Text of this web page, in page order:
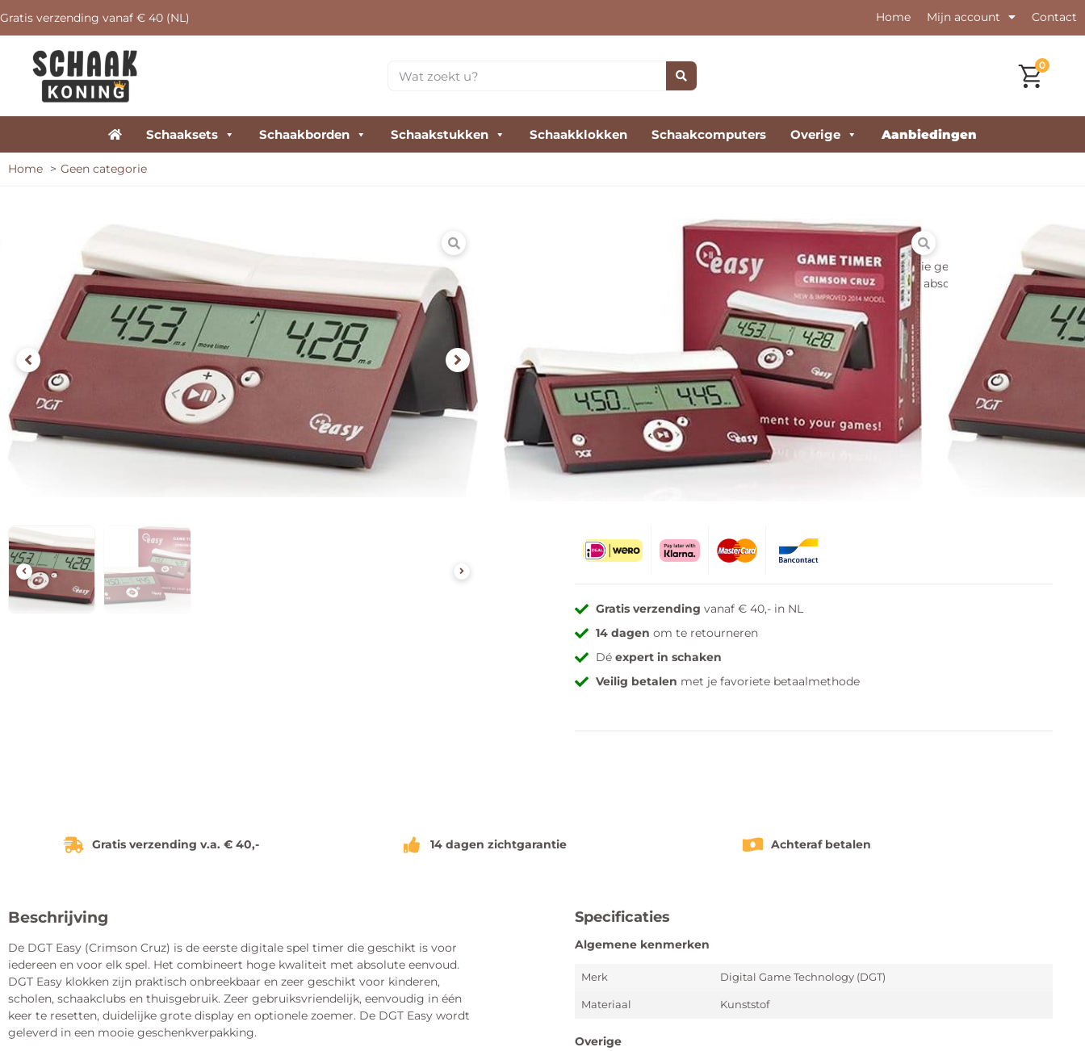
Gratis verzending vanaf € 40 (NL) Home Mijn account Contact
0
Schaaksets Schaakborden Schaakstukken Schaakklokken Schaakcomputers Overige Aanbiedingen
Home Geen categorie
DGT Easy Crimson Cruz schaakklok
De DGT Easy (Crimson Cruz) is de eerste digitale spel timer die geschikt is voor
iedereen en voor elk spel. Het combineert hoge kwaliteit met absolute eenvoud.
Uitverkocht
Mail mij zodra voorradig
Gratis verzending vanaf € 40,- in NL
14 dagen om te retourneren
Déexpert in schaken
Veilig betalen met je favoriete betaalmethode
Gratis verzending v.a. € 40,- 14 dagen zichtgarantie Achteraf betalen
Beschrijving
De DGT Easy (Crimson Cruz) is de eerste digitale spel timer die geschikt is voor
iedereen en voor elk spel. Het combineert hoge kwaliteit met absolute eenvoud.
DGT Easy klokken zijn praktisch onbreekbaar en zeer geschikt voor kinderen,
scholen, schaakclubs en thuisgebruik. Zeer gebruiksvriendelijk, eenvoudig in één
keer te resetten, duidelijke grote display en optionele zoemer. De DGT Easy wordt
geleverd in een mooie geschenkverpakking.
Specificaties
Algemene kenmerken
Merk Digital Game Technology (DGT)
Materiaal Kunststof
Overige